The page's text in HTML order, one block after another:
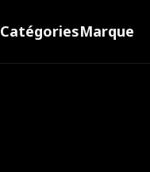
CatégoriesMarque